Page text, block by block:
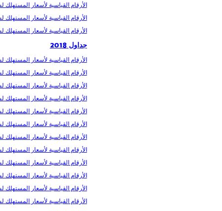
الأرقام القیاسیة لأسعار المستھلك
الأرقام القیاسیة لأسعار المستھلك
الأرقام القیاسیة لأسعار المستھلك
جداول 2018
الأرقام القیاسیة لأسعار المستھلك
الأرقام القیاسیة لأسعار المستھلك
الأرقام القیاسیة لأسعار المستھلك
الأرقام القیاسیة لأسعار المستھلك
الأرقام القیاسیة لأسعار المستھلك
الأرقام القیاسیة لأسعار المستھلك
الأرقام القیاسیة لأسعار المستھلك
الأرقام القیاسیة لأسعار المستھلك
الأرقام القیاسیة لأسعار المستھلك
الأرقام القیاسیة لأسعار المستھلك
الأرقام القیاسیة لأسعار المستھلك
الأرقام القیاسیة لأسعار المستھلك